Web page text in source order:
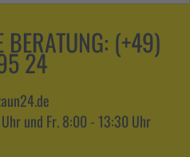
BERATUNG: (+49)
24
und Fr. 8:00 - 13:30 Uhr